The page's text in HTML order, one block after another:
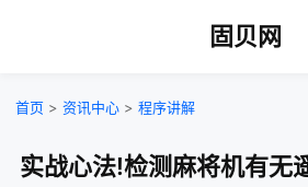
固贝网
首页 > 资讯中心 > 程序讲解
实战心法!检测麻将机有无